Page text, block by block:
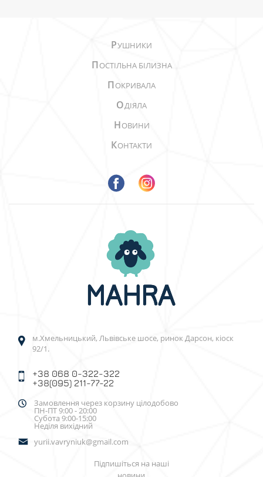
РУШНИКИ
ПОСТІЛЬНА БІЛИЗНА
ПОКРИВАЛА
ОДІЯЛА
НОВИНИ
КОНТАКТИ
м.Хмельницький, Львівське шосе, ринок Дарсон, кіоск
92/1.
+38 068 0-322-322
+38(095) 211-77-22
Замовлення через корзину цілодобово
ПН-ПТ 9:00 - 20:00
Субота 9:00-15:00
Неділя вихідний
yurii.vavryniuk@gmail.com
Підпишіться на наші